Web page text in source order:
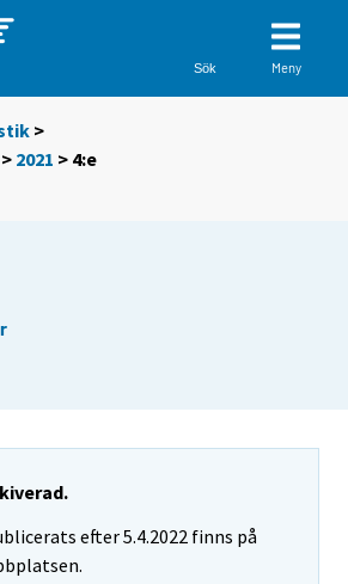
Sök Meny
>
2021 > 4:e
efter 5.4.2022 finns på